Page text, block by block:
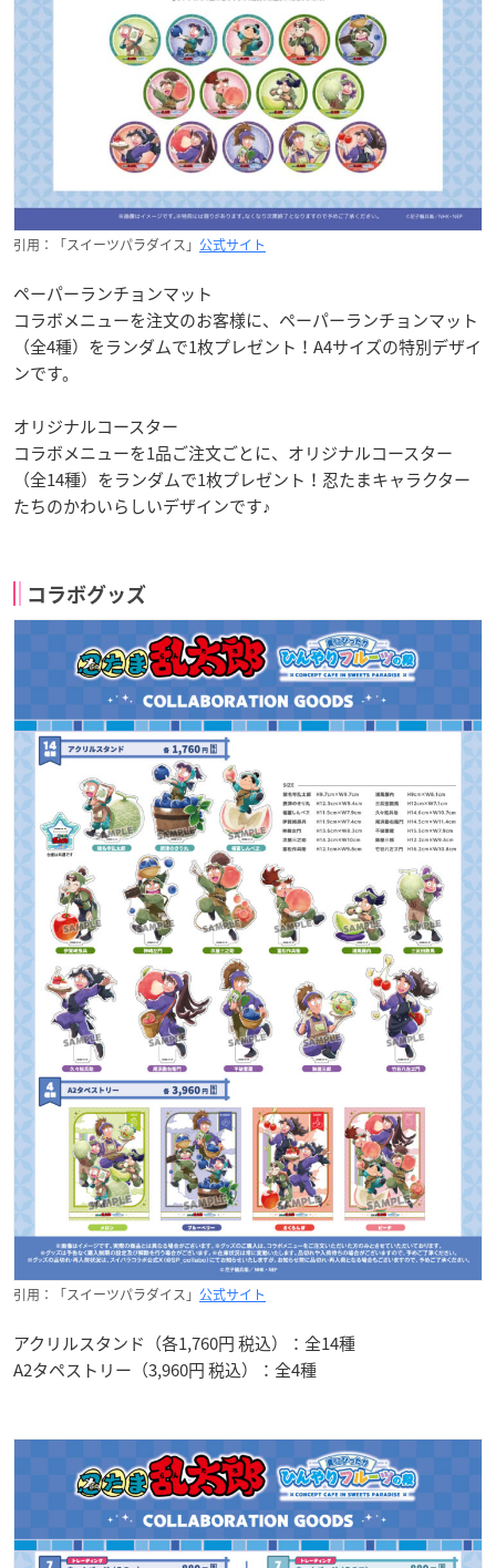
引用：「スイーツパラダイス」 公式サイト
ペーパーランチョンマット
コラボメニューを注文のお客様に、ペーパーランチョンマット
（全4種）をランダムで1枚プレゼント！A4サイズの特別デザイ
ンです。
オリジナルコースター
コラボメニューを1品ご注文ごとに、オリジナルコースター
（全14種）をランダムで1枚プレゼント！忍たまキャラクター
たちのかわいらしいデザインです♪
コラボグッズ
引用：「スイーツパラダイス」 公式サイト
アクリルスタンド（各1,760円 税込）：全14種
A2タペストリー（3,960円 税込）：全4種